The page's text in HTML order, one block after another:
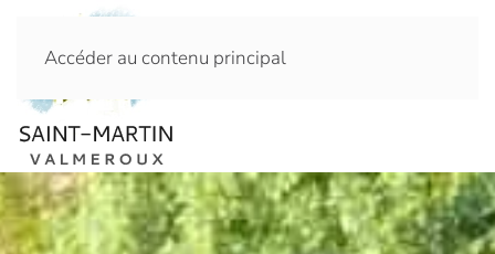
Accéder au contenu principal